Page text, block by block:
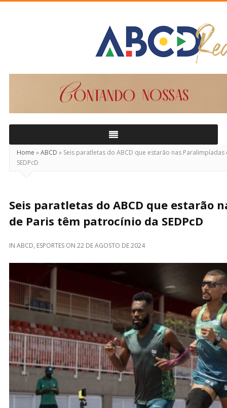
Home »ABCD » Seis paratletas do ABCD que estarão nas
SEDPcD
Seis paratletas do ABCD que estarão
de Paris têm patrocínio da SEDPcD
IN ABCD, ESPORTES ON 22 DE AGOSTO DE 2024